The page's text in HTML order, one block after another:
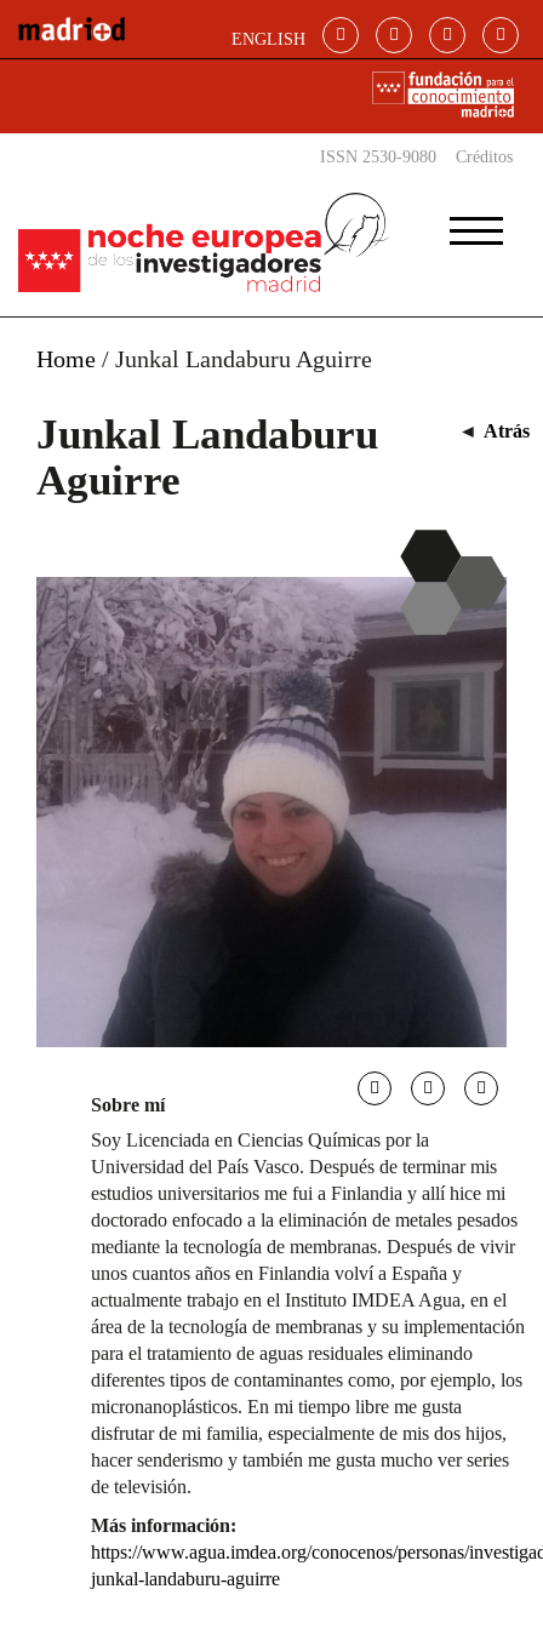
ENGLISH
ISSN 2530-9080 Créditos
Home / Junkal Landaburu Aguirre
Junkal Landaburu
Aguirre
◄ Atrás
Sobre mí
Soy Licenciada en Ciencias Químicas por la
Universidad del País Vasco. Después de terminar mis
estudios universitarios me fui a Finlandia y allí hice mi
doctorado enfocado a la eliminación de metales pesados
mediante la tecnología de membranas. Después de vivir
unos cuantos años en Finlandia volví a España y
actualmente trabajo en el Instituto IMDEA Agua, en el
área de la tecnología de membranas y su implementación
para el tratamiento de aguas residuales eliminando
diferentes tipos de contaminantes como, por ejemplo, los
micronanoplásticos. En mi tiempo libre me gusta
disfrutar de mi familia, especialmente de mis dos hijos,
hacer senderismo y también me gusta mucho ver series
de televisión.
Más información:
https://www.agua.imdea.org/conocenos/personas/
junkal-landaburu-aguirre